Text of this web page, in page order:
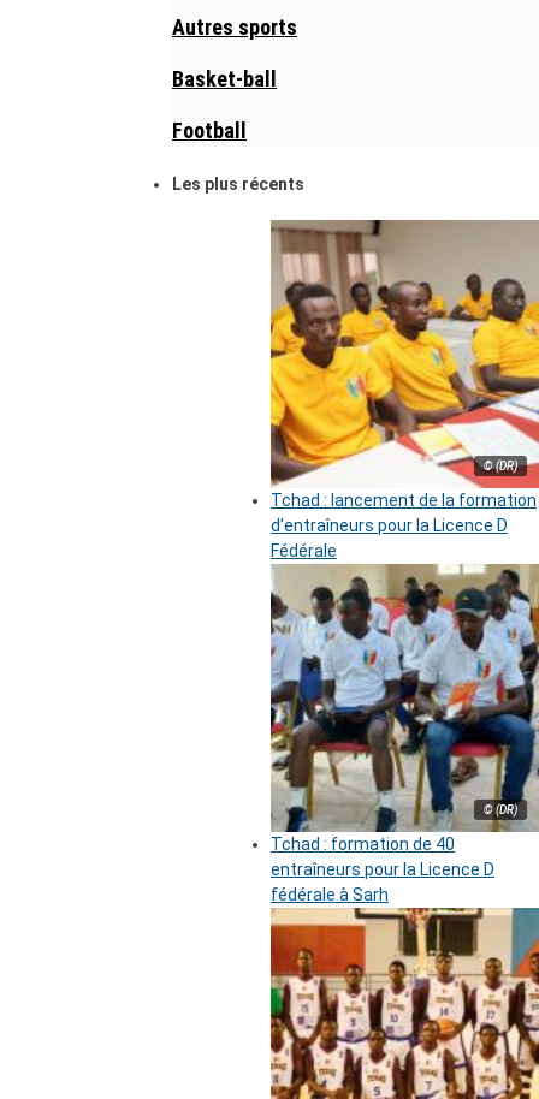
Autres sports
Basket-ball
Football
Les plus récents
© (DR)
Tchad : lancement de la formation
d’entraîneurs pour la Licence D
Fédérale
© (DR)
Tchad : formation de 40
entraîneurs pour la Licence D
fédérale à Sarh